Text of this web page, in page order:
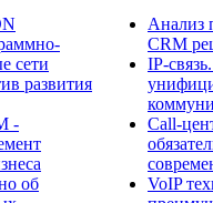
сети
развития
-
об
Анализ
CRM
IP-
Call-
​VoIP